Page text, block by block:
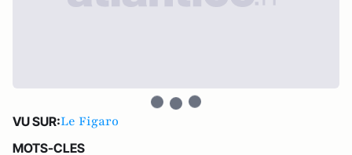
VU SUR:Le Figaro
MOTS-CLES